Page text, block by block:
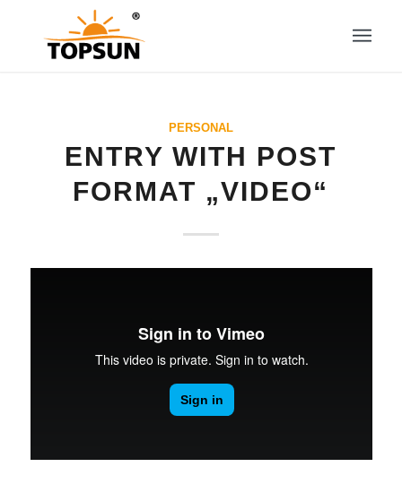
PERSONAL
ENTRY WITH POST
FORMAT „VIDEO“